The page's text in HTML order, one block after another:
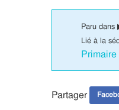
Paru dans
Lié à la
Primaire
Partager